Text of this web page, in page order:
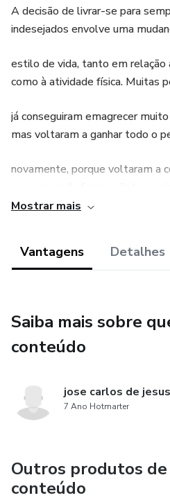
A decisão de livrar-se para
indesejados envolve uma
estilo de vida, tanto em
como à atividade física. Muitas
já conseguiram emagrecer
mas voltaram a ganhar todo o
novamente, porque voltaram a
o segredo do sucesso.
Mostrar mais
Vantagens Detalhes
Saiba mais sobre
conteúdo
jose carlos de
7 Ano Hotmarter
Outros produtos de
conteúdo